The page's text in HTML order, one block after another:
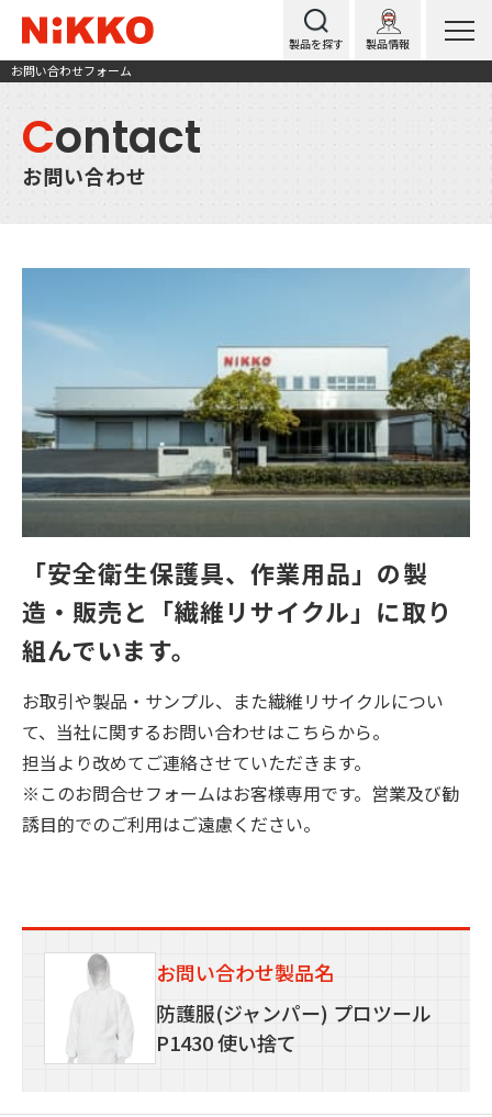
製品を探す 製品情報
お問い合わせフォーム
Contact
お問い合わせ
「安全衛生保護具、作業用品」の製
造・販売と 「繊維リサイクル」に取り
組んでいます。
お取引や製品・サンプル、また繊維リサイクルについ
て、当社に関するお問い合わせはこちらから。
担当より改めてご連絡させていただきます。
※このお問合せフォームはお客様専用です。営業及び勧
誘目的でのご利用はご遠慮ください。
お問い合わせ製品名
防護服(ジャンパー) プロツール
P1430 使い捨て